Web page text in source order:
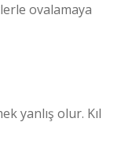
ovalamaya
yanlış olur. Kıl